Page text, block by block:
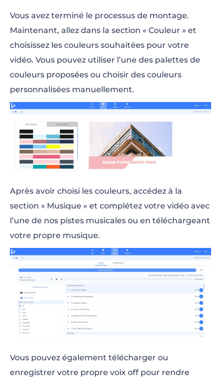
Vous avez terminé le processus de montage.
Maintenant, allez dans la section « Couleur » et
choisissez les couleurs souhaitées pour votre
vidéo. Vous pouvez utiliser l’une des palettes de
couleurs proposées ou choisir des couleurs
personnalisées manuellement.
Après avoir choisi les couleurs, accédez à la
section « Musique » et complétez votre vidéo avec
l’une de nos pistes musicales ou en téléchargeant
votre propre musique.
Vous pouvez également télécharger ou
enregistrer votre propre voix off pour rendre